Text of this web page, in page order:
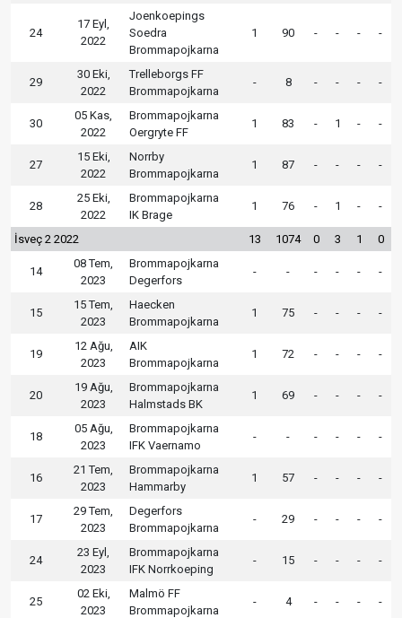
24
17 Eyl,
2022
Joenkoepings
Soedra
Brommapojkarna
1 90 - - - -
29
30 Eki,
2022
Trelleborgs FF
Brommapojkarna
- 8 - - - -
30
05 Kas,
2022
Brommapojkarna
Oergryte FF
1 83 - 1 - -
27
15 Eki,
2022
Norrby
Brommapojkarna
1 87 - - - -
28
25 Eki,
2022
Brommapojkarna
IK Brage
1 76 - 1 - -
İsveç 2 2022 13 1074 0 3 1 0
14
08 Tem,
2023
Brommapojkarna
Degerfors
- - - - - -
15
15 Tem,
2023
Haecken
Brommapojkarna
1 75 - - - -
19
12 Ağu,
2023
AIK
Brommapojkarna
1 72 - - - -
20
19 Ağu,
2023
Brommapojkarna
Halmstads BK
1 69 - - - -
18
05 Ağu,
2023
Brommapojkarna
IFK Vaernamo
- - - - - -
16
21 Tem,
2023
Brommapojkarna
Hammarby
1 57 - - - -
17
29 Tem,
2023
Degerfors
Brommapojkarna
- 29 - - - -
24
23 Eyl,
2023
Brommapojkarna
IFK Norrkoeping
- 15 - - - -
25
02 Eki,
2023
Malmö FF
Brommapojkarna
- 4 - - - -